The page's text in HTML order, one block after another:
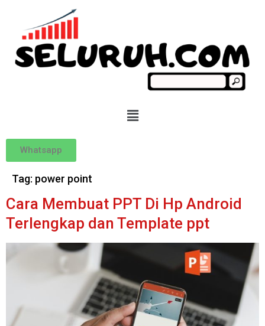
Whatsapp
Tag: power point
Cara Membuat PPT Di Hp Android
Terlengkap dan Template ppt